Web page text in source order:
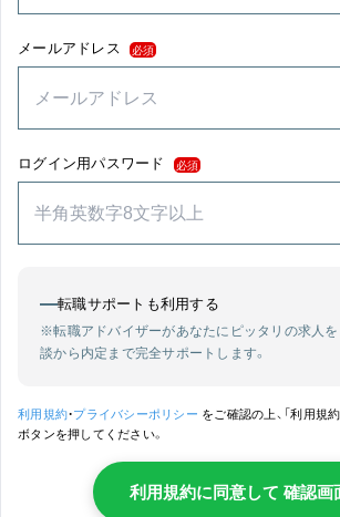
メールアドレス 必須
ログイン用パスワード 必須
転職サポートも利用する
※転職アドバイザーがあなたにピッタリの求人を
談から内定まで完全サポートします。
利用規約・プライバシーポリシー をご確認の上、「利用規
ボタンを押してください。
利用規約に同意して 確認画